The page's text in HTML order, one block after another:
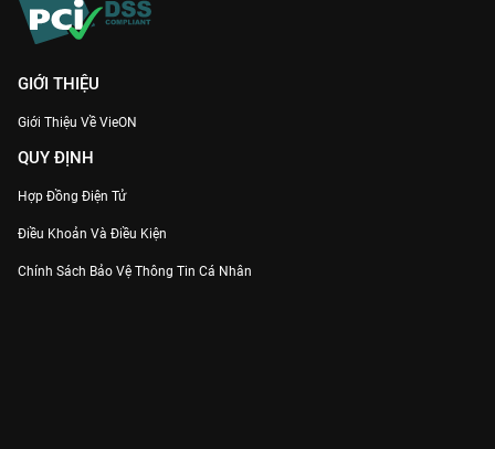
GIỚI THIỆU
Giới Thiệu Về VieON
QUY ĐỊNH
Hợp Đồng Điện Tử
Điều Khoản Và Điều Kiện
Chính Sách Bảo Vệ Thông Tin Cá Nhân